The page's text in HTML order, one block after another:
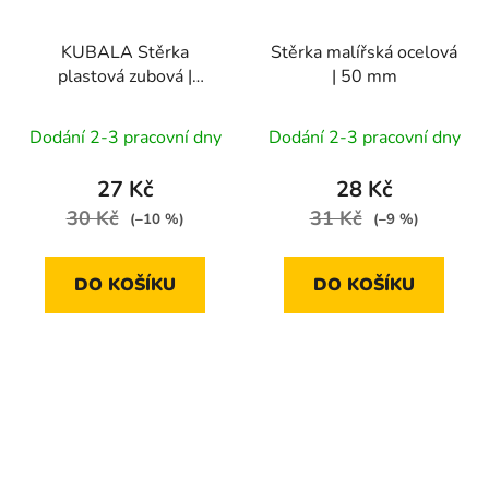
KUBALA Stěrka
plastová zubová |
Dodání 2-3 pracovní dny
27 Kč
30 Kč (–10 %)
DO KOŠÍKU
Stěrka malířská ocelová
| 50 mm
Dodání 2-3 pracovní dny
28 Kč
31 Kč (–9 %)
DO KOŠÍKU